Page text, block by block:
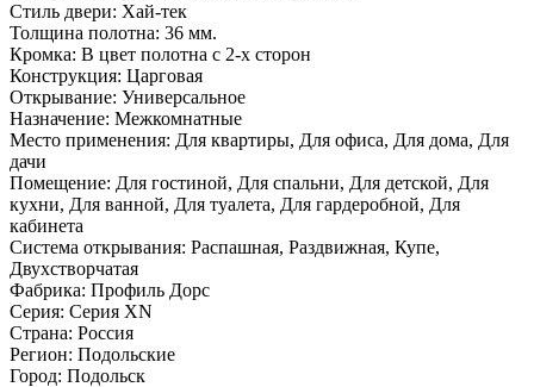
Стиль двери: Хай-тек
Толщина полотна: 36 мм.
Кромка: В цвет полотна с 2-х сторон
Конструкция: Царговая
Открывание: Универсальное
Назначение: Межкомнатные
Место применения: Для квартиры, Для офиса, Для дома, Для
дачи
Помещение: Для гостиной, Для спальни, Для детской, Для
кухни, Для ванной, Для туалета, Для гардеробной, Для
кабинета
Система открывания: Распашная, Раздвижная, Купе,
Двухстворчатая
Фабрика: Профиль Дорс
Серия: Серия XN
Страна: Россия
Регион: Подольские
Город: Подольск